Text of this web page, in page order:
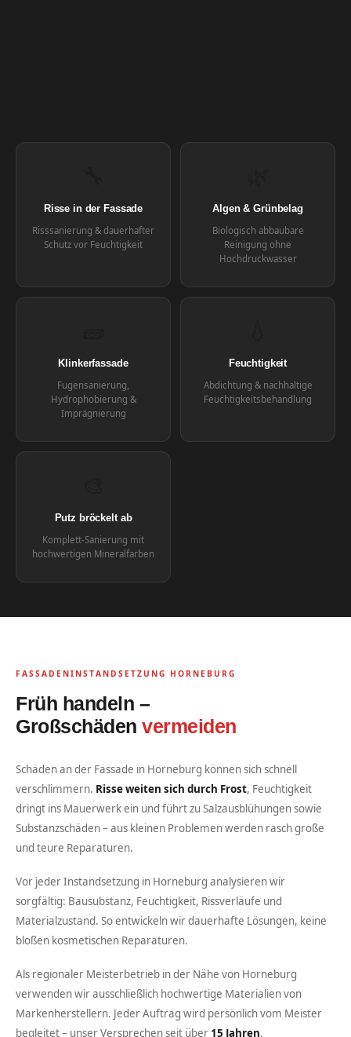
Risse in der Fassade
Risssanierung & dauerhafter
Schutz vor Feuchtigkeit
Algen & Grünbelag
Biologisch abbaubare
Reinigung ohne
Hochdruckwasser
Klinkerfassade
Fugensanierung,
Hydrophobierung &
Imprägnierung
Feuchtigkeit
Abdichtung & nachhaltige
Feuchtigkeitsbehandlung
Putz bröckelt ab
Komplett-Sanierung mit
hochwertigen Mineralfarben
FASSADENINSTANDSETZUNG HORNEBURG
Früh handeln –
Großschädenvermeiden
Schäden an der Fassade in Horneburg können sich schnell
verschlimmern. Risse weiten sich durch Frost, Feuchtigkeit
dringt ins Mauerwerk ein und führt zu Salzausblühungen sowie
Substanzschäden – aus kleinen Problemen werden rasch große
und teure Reparaturen.
Vor jeder Instandsetzung in Horneburg analysieren wir
sorgfältig: Bausubstanz, Feuchtigkeit, Rissverläufe und
Materialzustand. So entwickeln wir dauerhafte Lösungen, keine
bloßen kosmetischen Reparaturen.
Als regionaler Meisterbetrieb in der Nähe von Horneburg
verwenden wir ausschließlich hochwertige Materialien von
Markenherstellern. Jeder Auftrag wird persönlich vom Meister
begleitet – unser Versprechen seit über 15 Jahren.